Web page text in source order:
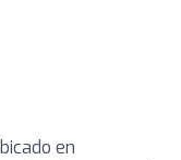
en